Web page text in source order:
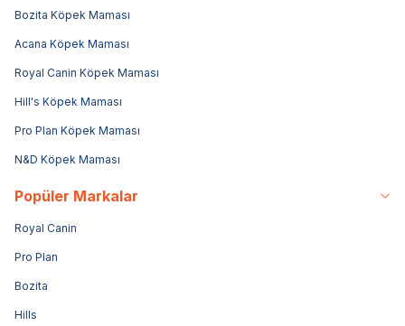
Bozita Köpek Maması
Acana Köpek Maması
Royal Canin Köpek Maması
Hill's Köpek Maması
Pro Plan Köpek Maması
N&D Köpek Maması
Popüler Markalar
Royal Canin
Pro Plan
Bozita
Hills